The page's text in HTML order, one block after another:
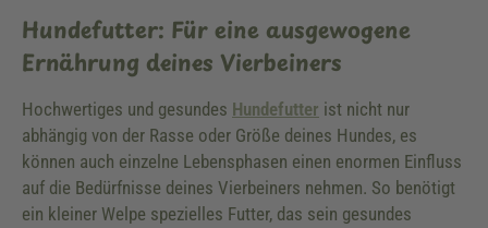
Hundefutter: Für eine ausgewogene
Ernährung deines Vierbeiners
Hochwertiges und gesundes Hundefutter ist nicht nur
abhängig von der Rasse oder Größe deines Hundes, es
können auch einzelne Lebensphasen einen enormen Einfluss
auf die Bedürfnisse deines Vierbeiners nehmen. So benötigt
ein kleiner Welpe spezielles Futter, das sein gesundes